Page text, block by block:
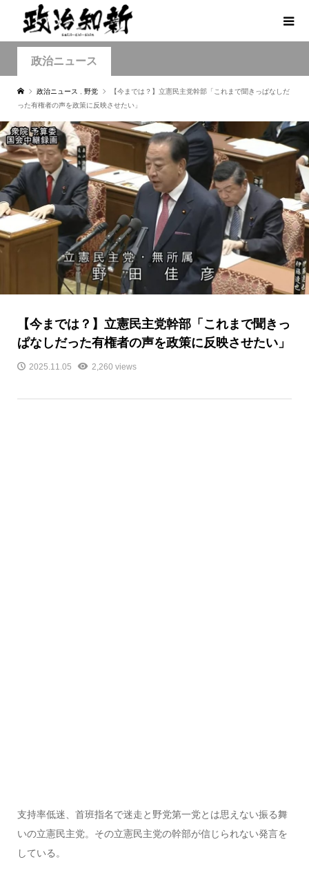
政治ニュース
政治ニュース 野党
【今までは？】立憲民主党幹部「これまで聞きっぱなしだ
った有権者の声を政策に反映させたい」
【今までは？】立憲民主党幹部「これまで聞きっ
ぱなしだった有権者の声を政策に反映させたい」
2025.11.05 2,260 views
支持率低迷、首班指名で迷走と野党第一党とは思えない振る舞
いの立憲民主党。その立憲民主党の幹部が信じられない発言を
している。